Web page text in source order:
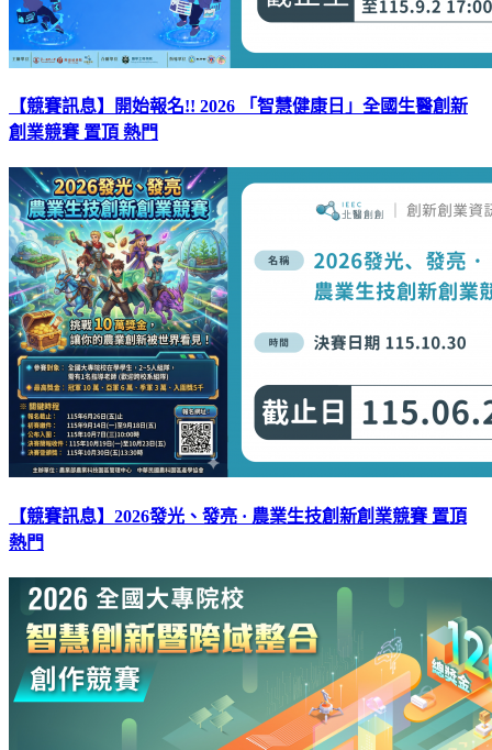
【競賽訊息】開始報名!! 2026 「智慧健康日」全國生醫創新
創業競賽 置頂 熱門
【競賽訊息】2026發光、發亮 · 農業生技創新創業競賽 置頂
熱門